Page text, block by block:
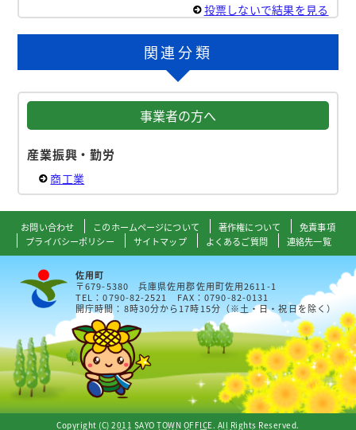
投票しないで結果を見る
関連分類
事業者の方へ
産業振興・勤労
商工業
お問い合わせ このホームページについて 著作権について
免責事項
プライバシーポリシー
サイトマップ よくあるご質問 連絡先一覧
佐用町
〒679-5380 兵庫県佐用郡佐用町佐用2611-1
TEL：0790-82-2521 FAX：0790-82-0131
開庁時間：8時30分から17時15分（※土・日・祝日を除く）
Copyright (C) 2011 SAYO TOWN OFFICE. All Rights Reserved.